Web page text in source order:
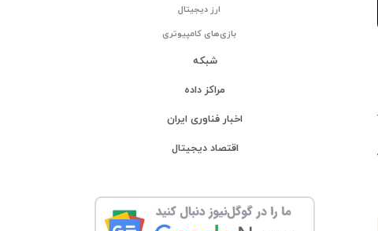
ارز دیجیتال
بازی‌های کامپیوتری
شبکه
مراکز داده
اخبار فناوری ایران
اقتصاد دیجیتال